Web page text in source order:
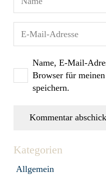
Name, E-Mail-
Browser für
speichern.
Kommentar
Kategorien
Allgemein